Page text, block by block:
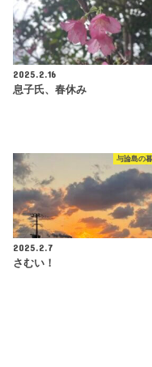
2025.2.16
息子氏、春休み
与論島の
2025.2.7
さむい！